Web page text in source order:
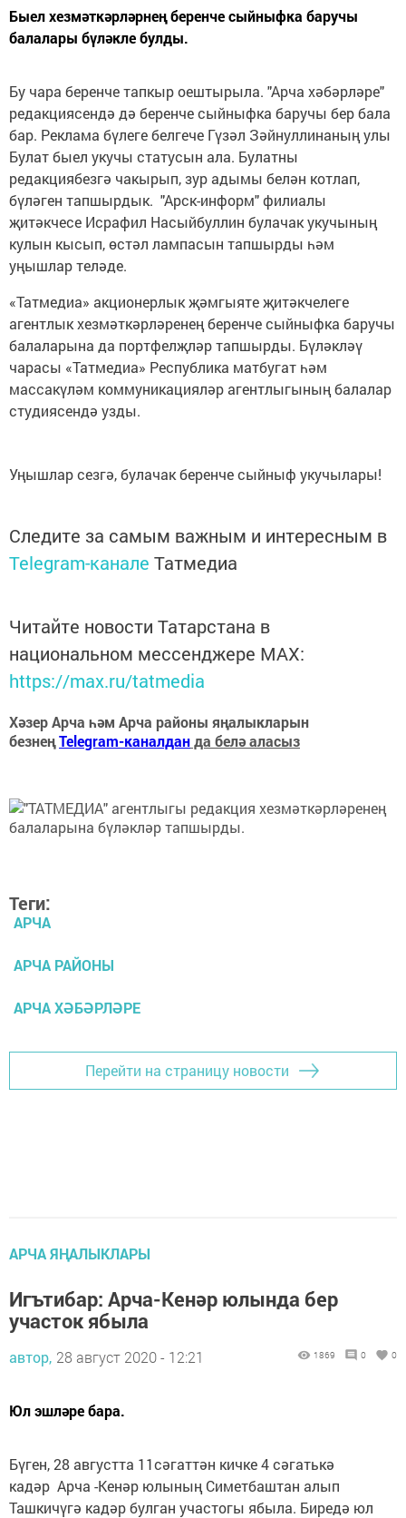
Быел хезмәткәрләрнең беренче сыйныфка баручы
балалары бүләкле булды.
Бу чара беренче тапкыр оештырыла. "Арча хәбәрләре"
редакциясендә дә беренче сыйныфка баручы бер бала
бар. Реклама бүлеге белгече Гүзәл Зәйнуллинаның улы
Булат быел укучы статусын ала. Булатны
редакциябезгә чакырып, зур адымы белән котлап,
бүләген тапшырдык. "Арск-информ" филиалы
җитәкчесе Исрафил Насыйбуллин булачак укучының
кулын кысып, өстәл лампасын тапшырды һәм
уңышлар теләде.
«Татмедиа» акционерлык җәмгыяте җитәкчелеге
агентлык хезмәткәрләренең беренче сыйныфка баручы
балаларына да портфелҗләр тапшырды. Бүләкләү
чарасы «Татмедиа» Республика матбугат һәм
массакүләм коммуникацияләр агентлыгының балалар
студиясендә узды.
Уңышлар сезгә, булачак беренче сыйныф укучылары!
Следите за самым важным и интересным в
Telegram-канале Татмедиа
Читайте новости Татарстана в
национальном мессенджере MАХ:
https://max.ru/tatmedia
Хәзер Арча һәм Арча районы яңалыкларын
безнеңTelegram-каналданда белә аласыз
Теги:
АРЧА
АРЧА РАЙОНЫ
АРЧА ХӘБӘРЛӘРЕ
Перейти на страницу новости
АРЧА ЯҢАЛЫКЛАРЫ
Игътибар: Арча-Кенәр юлында бер
участок ябыла
автор, 28 август 2020 - 12:21 1869 0 0
Юл эшләре бара.
Бүген, 28 августта 11сәгаттән кичке 4 сәгатькә
кадәр Арча -Кенәр юлының Симетбаштан алып
Ташкичүгә кадәр булган участогы ябыла. Биредә юл